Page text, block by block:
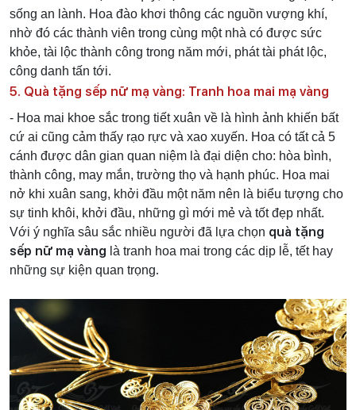
sống an lành. Hoa đào khơi thông các nguồn vượng khí,
nhờ đó các thành viên trong cùng một nhà có được sức
khỏe, tài lộc thành công trong năm mới, phát tài phát lộc,
công danh tấn tới.
5. Quà tặng sếp nữ mạ vàng: Tranh hoa mai mạ vàng
- Hoa mai khoe sắc trong tiết xuân về là hình ảnh khiến bất
cứ ai cũng cảm thấy rạo rực và xao xuyến. Hoa có tất cả 5
cánh được dân gian quan niệm là đại diện cho: hòa bình,
thành công, may mắn, trường thọ và hạnh phúc. Hoa mai
nở khi xuân sang, khởi đầu một năm nên là biểu tượng cho
sự tinh khôi, khởi đầu, những gì mới mẻ và tốt đẹp nhất.
Với ý nghĩa sâu sắc nhiều người đã lựa chọn quà tặng
sếp nữ mạ vàng là tranh hoa mai trong các dịp lễ, tết hay
những sự kiện quan trọng.